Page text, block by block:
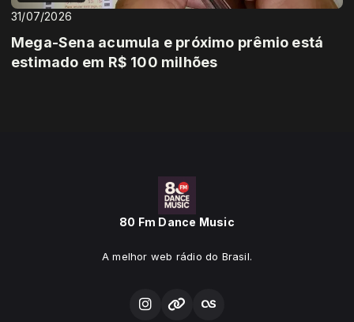
31/07/2026
Mega-Sena acumula e próximo prêmio está
estimado em R$ 100 milhões
80 Fm Dance Music
A melhor web rádio do Brasil.